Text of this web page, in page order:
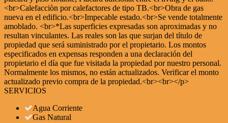
<br>Calefacciòn por calefactores de tipo TB.<br>Obra de gas
nueva en el edificio.<br>Impecable estado.<br>Se vende totalmente
amoblado. <br>*Las superficies expresadas son aproximadas y no
resultan vinculantes. Las reales son las que surjan del título de
propiedad que será suministrado por el propietario. Los montos
especificados en expensas responden a una declaración del
propietario el día que fue visitada la propiedad por nuestro personal.
Normalmente los mismos, no están actualizados. Verificar el monto
actualizado previo compra de la propiedad.<br><br></p>
SERVICIOS
Agua Corriente
Gas Natural